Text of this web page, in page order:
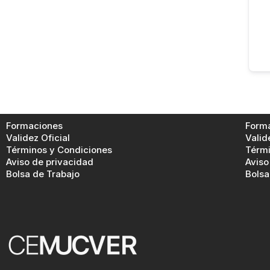
Formaciones
Validez Oficial
Términos y Condiciones
Aviso de privacidad
Bolsa de Trabajo